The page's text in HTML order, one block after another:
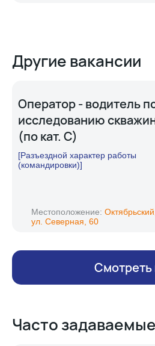
Другие вакансии
Оператор - водитель
исследованию
(по кат. С)
[Разъездной характер работы
(командировки)]
Местоположение: Октябрьский,
ул. Северная, 60
Смотреть
Часто